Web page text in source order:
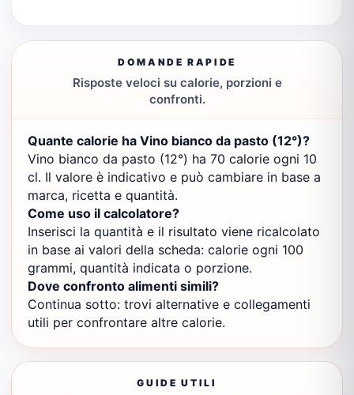
DOMANDE RAPIDE
Risposte veloci su calorie, porzioni e
confronti.
Quante calorie ha Vino bianco da pasto (12°)?
Vino bianco da pasto (12°) ha 70 calorie ogni 10
cl. Il valore è indicativo e può cambiare in base a
marca, ricetta e quantità.
Come uso il calcolatore?
Inserisci la quantità e il risultato viene ricalcolato
in base ai valori della scheda: calorie ogni 100
grammi, quantità indicata o porzione.
Dove confronto alimenti simili?
Continua sotto: trovi alternative e collegamenti
utili per confrontare altre calorie.
GUIDE UTILI